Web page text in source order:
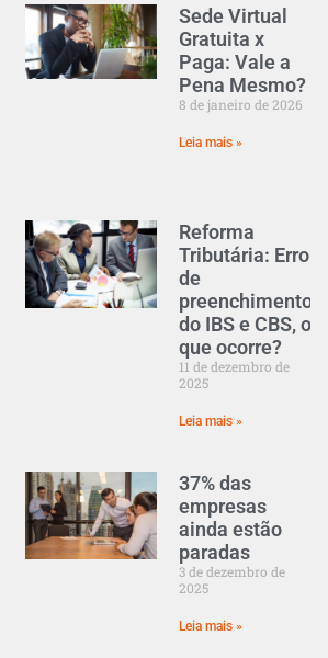
Sede Virtual
Gratuita x
Paga: Vale a
Pena Mesmo?
8 de janeiro de 2026
Leia mais »
Reforma
Tributária: Erro
de
preenchimento
do IBS e CBS, o
que ocorre?
11 de dezembro de
2025
Leia mais »
37% das
empresas
ainda estão
paradas
3 de dezembro de
2025
Leia mais »